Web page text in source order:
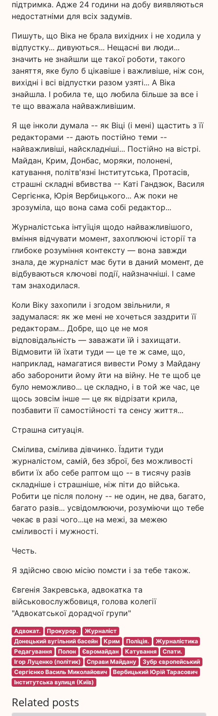
підтримка. Адже 24 години на добу виявляються
недостатніми для всіх задумів.
Пишуть, що Віка не брала вихідних і не ходила у
відпустку... дивуються... Нещасні ви люди...
значить не знайшли ще такої роботи, такого
заняття, яке було б цікавіше і важливіше, ніж сон,
вихідні і всі відпустки разом узяті... А Віка
знайшла. І робила те, що любила більше за все і
те що вважала найважливішим.
Я ще інколи думала -- як Віці (і мені) щастить з її
редакторами -- дають постійно теми --
найважливіші, найскладніші... Постійно на вістрі.
Майдан, Крим, Донбас, моряки, полонені,
катування, політв'язні Інститутська, Протасів,
страшні складні вбивства -- Каті Гандзюк, Василя
Сергієнка, Юрія Вербицького... Аж поки не
зрозуміла, що вона сама собі редактор...
Журналістська інтуїція щодо найважливішого,
вміння відчувати момент, захоплюючі історії та
глибоке розуміння контексту — вона завжди
знала, де журналіст має бути в даний момент, де
відбуваються ключові події, найзначніші. І саме
там знаходилася.
Коли Віку захопили і згодом звільнили, я
задумалася: як же мені не хочеться заздрити її
редакторам... Добре, що це не моя
відповідальність — заважати їй і захищати.
Відмовити їй їхати туди — це те ж саме, що,
наприклад, намагатися вивести Рому з Майдану
або заборонити йому йти на війну. Не те щоб це
було неможливо... це складно, і в той же час, це
щось зовсім інше — це як відрізати крила,
позбавити її самостійності та сенсу життя...
Страшна ситуація.
Смілива, смілива дівчинко. Їздити туди
журналістом, самій, без зброї, без можливості
вбити їх або себе раптом що -- в тисячу разів
складніше і страшніше, ніж піти до війська.
Робити це після полону -- не один, не два, багато,
багато разів... усвідомлюючи, розуміючи що тебе
чекає в разі чого...це на межі, за межею
сміливості і мужності.
Честь.
Я здійсню свою місію помсти і за тебе також.
Євгенія Закревська, адвокатка та
військовослужбовиця, голова колегії
"Адвокатської дорадчої групи"
Адвокат. Прокурор.
Журналіст
Донецький вугільний басейн
Крим Поліція.
Журналістика
Редагування
Полон Євромайдан Катування
Спати.
Ігор Луценко (політик)
Справи Майдану
Зубр європейський
Сергієнко Василь Миколайович
Вербицький Юрій Тарасович
Інститутська вулиця (Київ)
Related posts